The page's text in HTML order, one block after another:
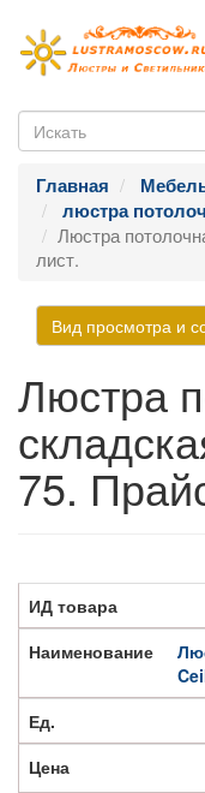
Главная
люстра
Люстра
лист.
Вид просмотра и
Люстра
75.